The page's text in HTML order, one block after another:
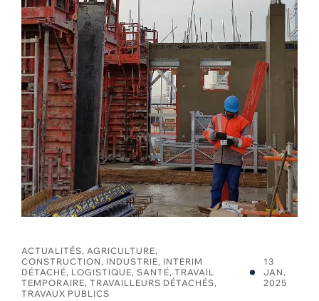
ACTUALITÉS, AGRICULTURE,
CONSTRUCTION, INDUSTRIE, INTERIM
DÉTACHÉ, LOGISTIQUE, SANTÉ, TRAVAIL
TEMPORAIRE, TRAVAILLEURS DÉTACHÉS,
TRAVAUX PUBLICS
13
JAN,
2025